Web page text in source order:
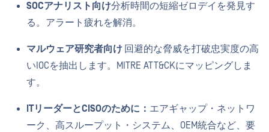
SOCアナリスト向け分析時間の短縮ゼロデイを発見す
る。アラート疲れを解消。
マルウェア研究者向け 回避的な脅威を打破忠実度の高
いIOCを抽出します。MITRE ATT&CKにマッピングしま
す。
ITリーダーとCISOのために： エアギャップ・ネットワ
ーク、高スループット・システム、OEM統合など、要